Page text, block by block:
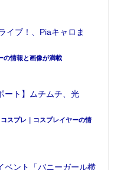
イブ！、Piaキャロま
の情報と画像が満載
ート】ムチムチ、光
コスプレ｜コスプレイヤーの情
ベント「バニーガール横